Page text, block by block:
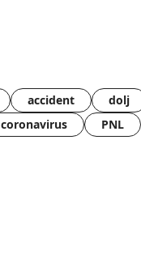
accident dolj
coronavirus PNL